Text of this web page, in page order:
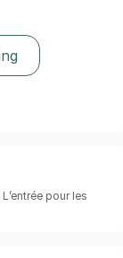
L’entrée pour les